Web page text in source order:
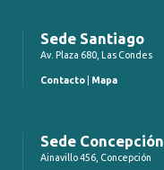
Sede Santiago
Av. Plaza 680, Las Condes
Contacto Mapa
Sede Concepción
Ainavillo 456, Concepción